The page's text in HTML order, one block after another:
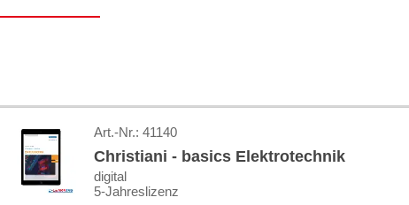
Art.-Nr.: 41140
Christiani - basics Elektrotechnik
digital
5-Jahreslizenz